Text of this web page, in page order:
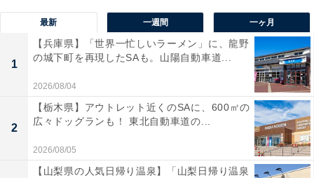
最新 一週間 一ヶ月
1
【兵庫県】「世界一忙しいラーメン」に、龍野
の城下町を再現したSAも。山陽自動車道...
2026/08/04
2
【栃木県】アウトレット近くのSAに、600㎡の
広々ドッグランも！ 東北自動車道の...
2026/08/05
【山梨県の人気日帰り温泉】「山梨日帰り温泉